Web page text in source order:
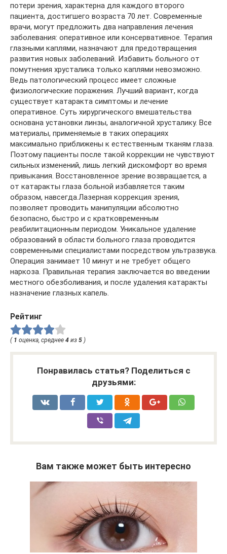
потери зрения, характерна для каждого второго
пациента, достигшего возраста 70 лет. Современные
врачи, могут предложить два направления лечения
заболевания: оперативное или консервативное. Терапия
глазными каплями, назначают для предотвращения
развития новых заболеваний. Избавить больного от
помутнения хрусталика только каплями невозможно.
Ведь патологический процесс имеет сложные
физиологические поражения. Лучший вариант, когда
существует катаракта симптомы и лечение
оперативное. Суть хирургического вмешательства
основана установки линзы, аналогичной хрусталику. Все
материалы, применяемые в таких операциях
максимально приближены к естественным тканям глаза.
Поэтому пациенты после такой коррекции не чувствуют
сильных изменений, лишь легкий дискомфорт во время
привыкания. Восстановленное зрение возвращается, а
от катаракты глаза больной избавляется таким
образом, навсегда.Лазерная коррекция зрения,
позволяет проводить манипуляции абсолютно
безопасно, быстро и с кратковременным
реабилитационным периодом. Уникальное удаление
образований в области больного глаза проводится
современными специалистами посредством ультразвука.
Операция занимает 10 минут и не требует общего
наркоза. Правильная терапия заключается во введении
местного обезболивания, и после удаления катаракты
назначение глазных капель.
Рейтинг
( 1 оценка, среднее 4 из 5 )
Понравилась статья? Поделиться с
друзьями:
Вам также может быть интересно